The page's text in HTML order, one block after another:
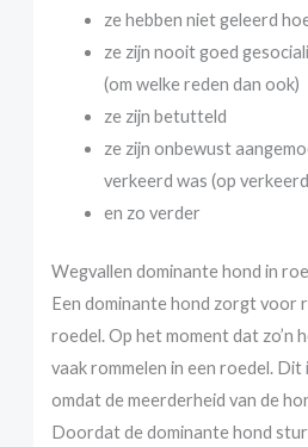
ze hebben niet geleerd
ze zijn nooit goed
(om welke reden dan ook)
ze zijn betutteld
ze zijn onbewust
verkeerd was (op
en zo verder
Wegvallen dominante hond in
Een dominante hond zorgt voor
roedel. Op het moment dat zo’n
vaak rommelen in een roedel. Dit
omdat de meerderheid van de
Doordat de dominante hond